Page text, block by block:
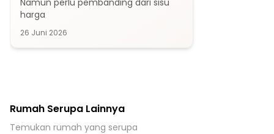
35 menit ke Gerbang Tol BSD Timur 2
Namun perlu pembanding dari sisu
harga
26 Juni 2026
Rumah Serupa Lainnya
Temukan rumah yang serupa